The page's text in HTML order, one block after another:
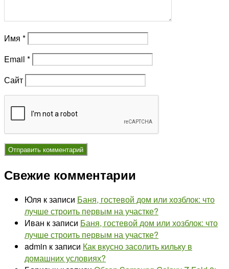
Имя *
Email *
Сайт
Свежие комментарии
Юля к записи Баня, гостевой дом или хозблок: что
лучше строить первым на участке?
Иван к записи Баня, гостевой дом или хозблок: что
лучше строить первым на участке?
admin к записи Как вкусно засолить кильку в
домашних условиях?